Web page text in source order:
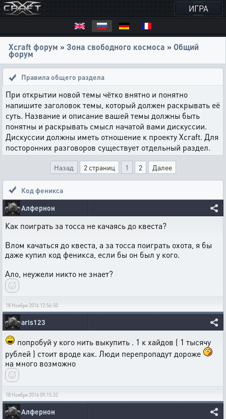
ИГРА
Xcraft форум » Зона свободного космоса » Общий
форум
Правила общего раздела
При открытии новой темы чётко внятно и понятно
напишите заголовок темы, который должен раскрывать её
суть. Название и описание вашей темы должны быть
понятны и раскрывать смысл начатой вами дискуссии.
Дискуссии должны иметь отношение к проекту Xcraft. Для
посторонних разговоров существует отдельный раздел.
Назад 2 страниц 1 2 Далее
Код феникса
Алфернон
Как поиграть за тосса не качаясь до квеста?
Влом качаться до квеста, а за тосса поиграть охота, я бы
даже купил код феникса, если бы он был у кого.
Ало, неужели никто не знает?
18 Ноября 2016 12:56:50
aris123
попробуй у кого нить выкупить . 1 к хайдов ( 1 тысячу
рублей ) стоит вроде как. Люди перепропадут дороже
на много возможно
18 Ноября 2016 09:15:32
Алфернон